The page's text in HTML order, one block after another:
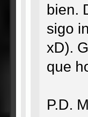
bien.
sigo
xD).
que
P.D.